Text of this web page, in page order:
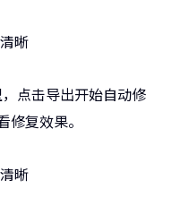
点击导出开始自动修
复效果。